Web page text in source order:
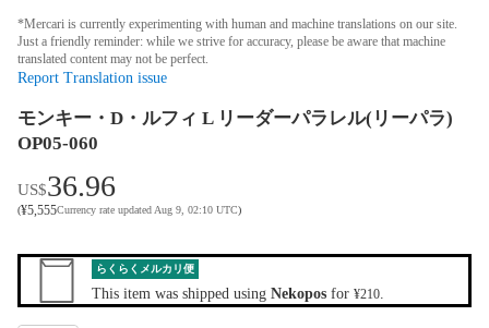
*Mercari is currently experimenting with human and machine translations on our site.
Just a friendly reminder: while we strive for accuracy, please be aware that machine
translated content may not be perfect.
Report Translation issue
モンキー・D・ルフィ L リーダーパラレル(リーパラ)
OP05-060
US$36.96
(¥5,555Currency rate updated Aug 9, 02:10 UTC)
らくらくメルカリ便
This item was shipped using Nekopos for ¥210